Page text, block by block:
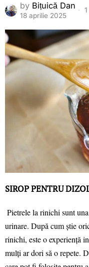
by Bițuică Dan
18 aprilie 2025
SIROP PENTRU
Pietrele la rinichi sunt
urinare. După cum știe
rinichi, este o experiență
mulți ar dori să o repete.